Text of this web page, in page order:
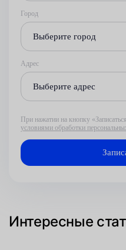
Город
Выберите город
Адрес
Выберите адрес
При нажатии на кнопку
условиями обработки
Интересные